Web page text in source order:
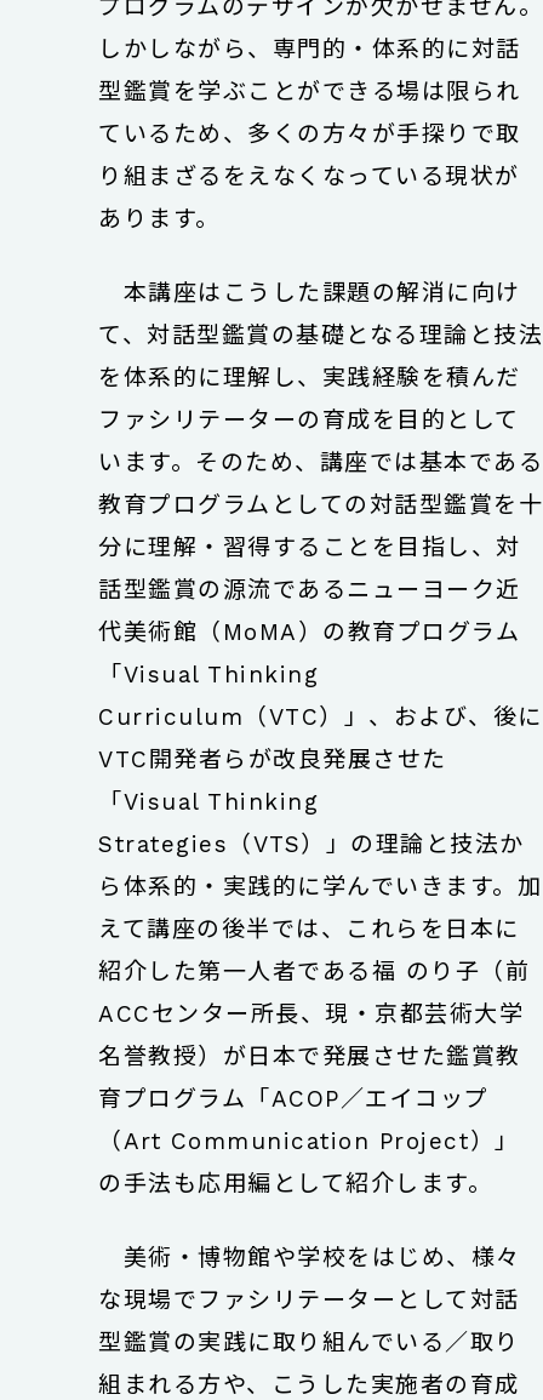
プログラムのデザインが欠かせません。
しかしながら、専門的・体系的に対話
型鑑賞を学ぶことができる場は限られ
ているため、多くの方々が手探りで取
り組まざるをえなくなっている現状が
あります。
本講座はこうした課題の解消に向け
て、対話型鑑賞の基礎となる理論と技法
を体系的に理解し、実践経験を積んだ
ファシリテーターの育成を目的として
います。そのため、講座では基本である
教育プログラムとしての対話型鑑賞を十
分に理解・習得することを目指し、対
話型鑑賞の源流であるニューヨーク近
代美術館（MoMA）の教育プログラム
「Visual Thinking
Curriculum（VTC）」、および、後に
VTC開発者らが改良発展させた
「Visual Thinking
Strategies（VTS）」の理論と技法か
ら体系的・実践的に学んでいきます。加
えて講座の後半では、これらを日本に
紹介した第一人者である福 のり子（前
ACCセンター所長、現・京都芸術大学
名誉教授）が日本で発展させた鑑賞教
育プログラム「ACOP／エイコップ
（Art Communication Project）」
の手法も応用編として紹介します。
美術・博物館や学校をはじめ、様々
な現場でファシリテーターとして対話
型鑑賞の実践に取り組んでいる／取り
組まれる方や、こうした実施者の育成